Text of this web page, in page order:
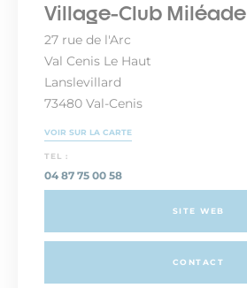
Village-Club Miléade
27 rue de l'Arc
Val Cenis Le Haut
Lanslevillard
73480 Val-Cenis
VOIR SUR LA CARTE
TEL :
04 87 75 00 58
SITE WEB
CONTACT